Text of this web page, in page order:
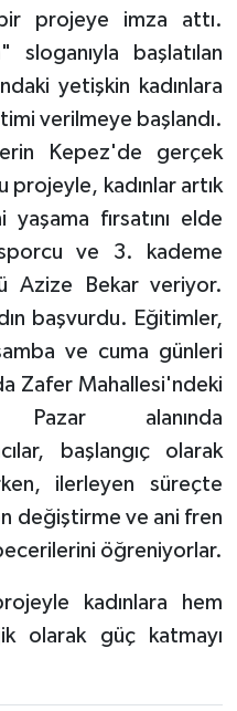
projeye imza attı.
sloganıyla başlatılan
yetişkin kadınlara
verilmeye başlandı.
Kepez'de gerçek
projeyle, kadınlar artık
fırsatını elde
ve 3. kademe
Azize Bekar veriyor.
başvurdu. Eğitimler,
ve cuma günleri
Zafer Mahallesi'ndeki
Pazar alanında
başlangıç olarak
ilerleyen süreçte
değiştirme ve ani fren
öğreniyorlar.
kadınlara hem
olarak güç katmayı